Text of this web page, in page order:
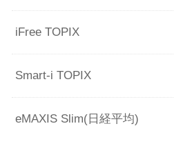
iFree TOPIX
Smart-i TOPIX
eMAXIS Slim(日経平均)